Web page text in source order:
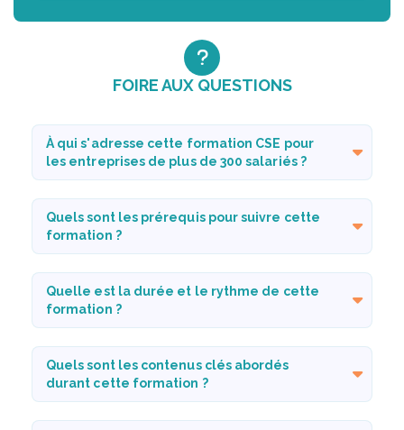
FOIRE AUX QUESTIONS
À qui s'adresse cette formation CSE pour
les entreprises de plus de 300 salariés ?
Quels sont les prérequis pour suivre cette
formation ?
Quelle est la durée et le rythme de cette
formation ?
Quels sont les contenus clés abordés
durant cette formation ?